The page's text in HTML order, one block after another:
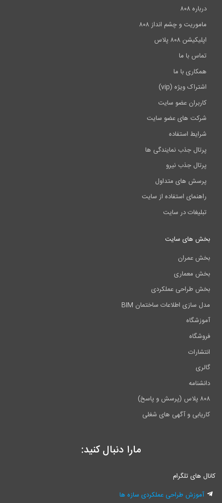
درباره ۸۰۸
ماموریت و چشم انداز ۸۰۸
اپلیکیشن ۸۰۸ پلاس
تماس با ما
همکاری با ما
اشتراک ویژه (vip)
کاربران عضو سایت
شرکت های عضو سایت
شرایط استفاده
پرتال جذب نمایندگی ها
پرتال جذب نیرو
پرسش های متداول
راهنمای استفاده از سایت
تبلیغات در سایت
بخش های سایت
بخش عمران
بخش معماری
بخش طراحی عملکردی
مدل سازی اطلاعات ساختمان BIM
آموزشگاه
فروشگاه
انتشارات
گالری
دانشنامه
۸۰۸ پلاس (پرسش و پاسخ)
کاریابی و آگهی های شغلی
مارا دنبال کنید:
کانال های تلگرام
آموزش طراحی عملکردی سازه ها